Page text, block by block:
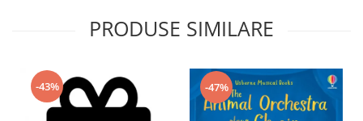
PRODUSE SIMILARE
-43% -47%